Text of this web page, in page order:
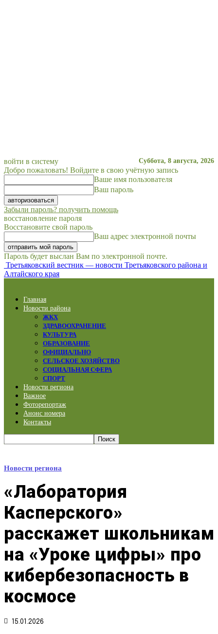
Суббота, 8 августа, 2026
войти в систему
Добро пожаловать! Войдите в свою учётную запись
Ваше имя пользователя
Ваш пароль
Забыли пароль? получить помощь
восстановление пароля
Восстановите свой пароль
Ваш адрес электронной почты
Пароль будет выслан Вам по электронной почте.
Третьяковский вестник — новости Третьяковского района и
Алтайского края
Главная
Новости района
ЖКХ
ЗДРАВООХРАНЕНИЕ
КУЛЬТУРА
ОБРАЗОВАНИЕ
ОФИЦИАЛЬНО
СЕЛЬСКОЕ ХОЗЯЙСТВО
СОЦИАЛЬНАЯ СФЕРА
СПОРТ
Новости региона
Важное
Фоторепортаж
Анонс номера
Контакты
Новости региона
«Лаборатория
Касперского»
расскажет школьникам
на «Уроке цифры» про
кибербезопасность в
космосе
15.01.2026